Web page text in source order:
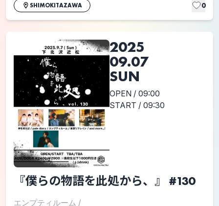
SHIMOKITAZAWA 0
2025
09.07
SUN
OPEN / 09:00
START / 09:30
『僕らの物語を此処から、』 #130
エンプティルーム /